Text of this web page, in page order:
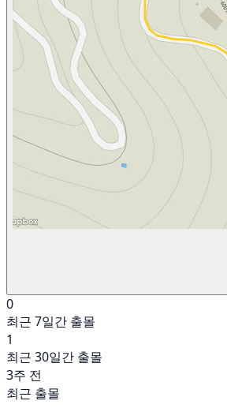
0
최근 7일간 출몰
1
최근 30일간 출몰
3주 전
최근 출몰